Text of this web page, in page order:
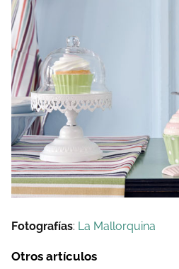
Fotografías: La Mallorquina
Otros artículos